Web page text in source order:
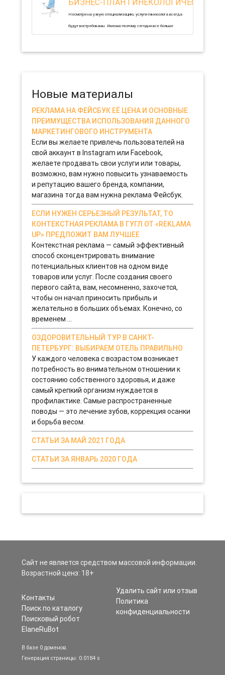
Несмотря на узкую специализацию, услуги гинеколога всегда
будут востребованы. Именно поэтому сегодня все больше
Новые материалы
РЕКЛАМА НА ФЕЙСБУК ЕЁ ЦЕНА И ОСНОВНЫЕ
ПРЕИМУЩЕСТВА ИСПОЛЬЗОВАНИЯ ДАННОГО
МАРКЕТИНГОВОГО ИНСТРУМЕНТА
Если вы желаете привлечь пользователей на
свой аккаунт в Instagram или Facebook,
желаете продавать свои услуги или товары,
возможно, вам нужно повысить узнаваемость
и репутацию вашего бренда, компании,
магазина тогда вам нужна реклама Фейсбук.
ЕСЛИ НУЖЕН СЕРЬЕЗНЫЙ РЕЗУЛЬТАТ, ТО
КОНТЕКСТНАЯ РЕКЛАМА В ГУГЛ ОТ «REKLAMA
UP» ПРЕДЛОЖИТ ВАМ ЛУЧШЕЕ
Контекстная реклама — самый эффективный
способ сконцентрировать внимание
потенциальных клиентов на одном виде
товаров или услуг. После создания своего
первого сайта, вам, несомненно, захочется,
чтобы он начал приносить прибыль и
желательно в больших объемах. Конечно, со
временем ...
ОЗДОРОВИТЕЛЬНЫЙ ТУР В САНКТ-
ПЕТЕРБУРГ: ВЫБИРАЕМ ОТЕЛЬ ПРАВИЛЬНО
У каждого человека с возрастом возникает
потребность во внимательном отношении к
состоянию собственного здоровья, и даже
самый крепкий организм нуждается в
профилактике. Самые распространенные
поводы — это лечение зубов, коррекция осанки
и борьба весом.
СТАТЬИ ЗА МАЙ 2021 ГОДА
СТАТЬИ ЗА ЯНВАРЬ 2020 ГОДА
Сайт не является средством массовой информации.
Возрастной ценз: 18+
Контакты
Поиск по каталогу
Поисковый робот
ElaneRuBot
Удалить сайт или отзыв
Политика
конфиденциальности
В базе 0 доменов.
Генерация страницы: 0.0184 s